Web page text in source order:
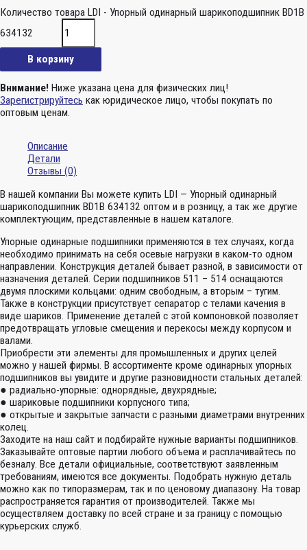
Количество товара LDI - Упорный одинарный шарикоподшипник BD1B
634132
В корзину
Внимание! Ниже указана цена для физических лиц!
Зарегистрируйтесь как юридическое лицо, чтобы покупать по
оптовым ценам.
Описание
Детали
Отзывы (0)
В нашей компании Вы можете купить LDI — Упорный одинарный
шарикоподшипник BD1B 634132 оптом и в розницу, а так же другие
комплектующим, представленные в нашем каталоге.
Упорные одинарные подшипники применяются в тех случаях, когда
необходимо принимать на себя осевые нагрузки в каком-то одном
направлении. Конструкция деталей бывает разной, в зависимости от
назначения деталей. Серии подшипников 511 – 514 оснащаются
двумя плоскими кольцами: одним свободным, а вторым – тугим.
Также в конструкции присутствует сепаратор с телами качения в
виде шариков. Применение деталей с этой компоновкой позволяет
предотвращать угловые смещения и перекосы между корпусом и
валами.
Приобрести эти элементы для промышленных и других целей
можно у нашей фирмы. В ассортименте кроме одинарных упорных
подшипников вы увидите и другие разновидности стальных деталей:
● радиально-упорные: однорядные, двухрядные;
● шариковые подшипники корпусного типа;
● открытые и закрытые запчасти с разными диаметрами внутренних
колец.
Заходите на наш сайт и подбирайте нужные варианты подшипников.
Заказывайте оптовые партии любого объема и расплачивайтесь по
безналу. Все детали официальные, соответствуют заявленным
требованиям, имеются все документы. Подобрать нужную деталь
можно как по типоразмерам, так и по ценовому диапазону. На товар
распространяется гарантия от производителей. Также мы
осуществляем доставку по всей стране и за границу с помощью
курьерских служб.